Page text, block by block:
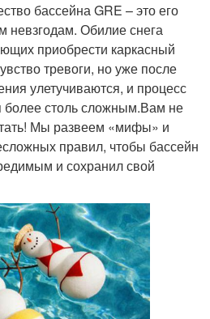
бассейна GRE – это его
невзгодам. Обилие снега
приобрести каркасный
тревоги, но уже после
улетучиваются, и процесс
более столь сложным.Вам не
Мы развеем «мифы» и
правил, чтобы бассейн
и сохранил свой